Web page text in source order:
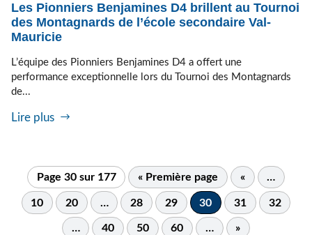
Les Pionniers Benjamines D4 brillent au Tournoi
des Montagnards de l’école secondaire Val-
Mauricie
L’équipe des Pionniers Benjamines D4 a offert une
performance exceptionnelle lors du Tournoi des Montagnards
de...
Lire plus
Page 30 sur 177 « Première page « …
10 20 … 28 29 30 31 32
… 40 50 60 … »